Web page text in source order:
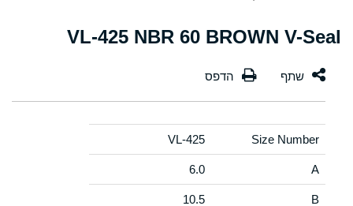
VL-425 NBR 60 BROWN V-Seal
Size Number
VL-425
A
6.0
B
10.5